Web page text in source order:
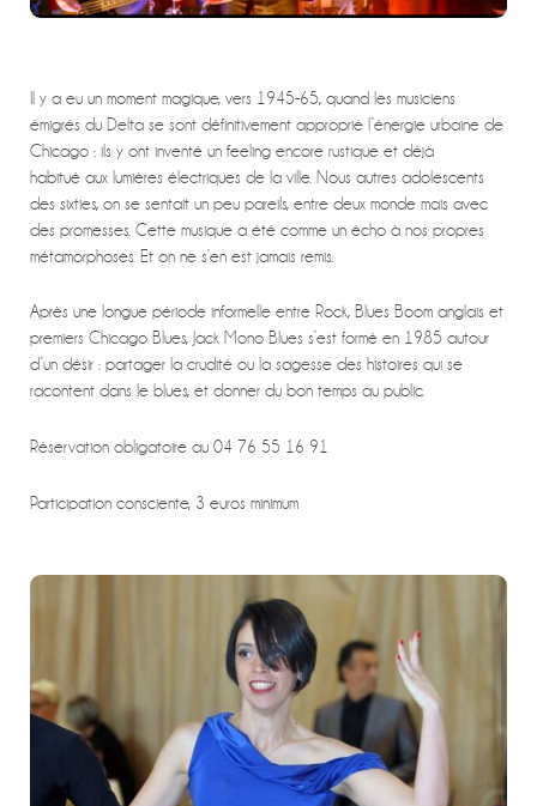
Il y a eu un moment magique, vers 1945-65, quand les musiciens
émigrés du Delta se sont définitivement approprié l’énergie urbaine de
Chicago : ils y ont inventé un feeling encore rustique et déjà
habitué aux lumières électriques de la ville. Nous autres adolescents
des sixties, on se sentait un peu pareils, entre deux monde mais avec
des promesses. Cette musique a été comme un écho à nos propres
métamorphoses. Et on ne s’en est jamais remis.
Après une longue période informelle entre Rock, Blues Boom anglais et
premiers Chicago Blues, Jack Mono Blues s’est formé en 1985 autour
d’un désir : partager la crudité ou la sagesse des histoires qui se
racontent dans le blues, et donner du bon temps au public.
Réservation obligatoire au 04 76 55 16 91
Participation consciente, 3 euros minimum